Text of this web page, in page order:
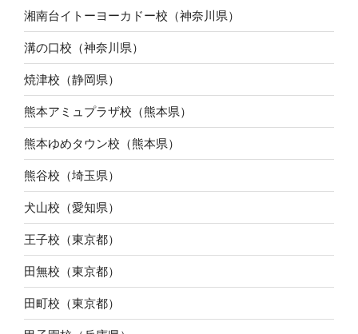
湘南台イトーヨーカドー校（神奈川県）
溝の口校（神奈川県）
焼津校（静岡県）
熊本アミュプラザ校（熊本県）
熊本ゆめタウン校（熊本県）
熊谷校（埼玉県）
犬山校（愛知県）
王子校（東京都）
田無校（東京都）
田町校（東京都）